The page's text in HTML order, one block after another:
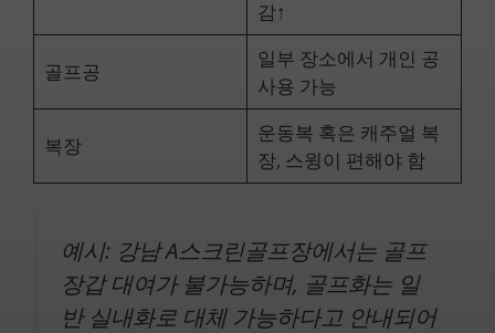
감↑
골프공
일부 장소에서 개인 공
사용 가능
복장
운동복 혹은 캐주얼 복
장, 스윙이 편해야 함
예시: 강남 A스크린골프장에서는 골프
장갑 대여가 불가능하며, 골프화는 일
반 실내화로 대체 가능하다고 안내되어